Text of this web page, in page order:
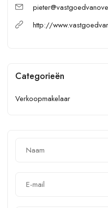
http://
Categorieën
Verkoopmakelaar